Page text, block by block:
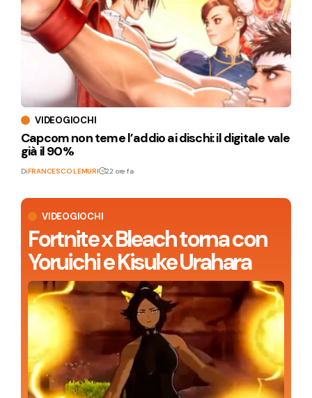
VIDEOGIOCHI
Fortnite x Bleach torna con
Yoruichi e Kisuke Urahara
VIDEOGIOCHI
Capcom non teme l’addio ai dischi: il digitale vale
già il 90%
DiFRANCESCO LEMURI 22 ore fa